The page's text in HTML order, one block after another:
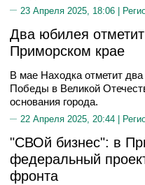
23 Апреля 2025, 18:06 |
Два юбилея
Приморском крае
В мае Находка отметит
Победы в Великой
основания города.
22 Апреля 2025, 20:44 |
"СВОй бизнес": в
федеральный
фронта